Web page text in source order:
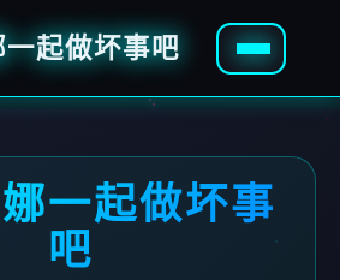
起做坏事吧
一起做坏事
吧